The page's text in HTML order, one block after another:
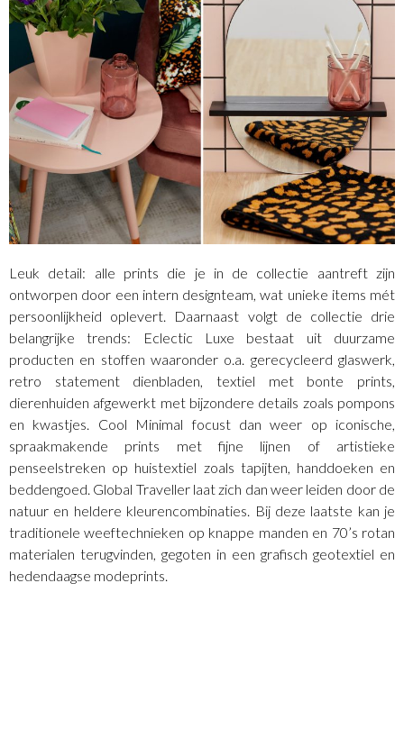
Leuk detail: alle prints die je in de collectie aantreft zijn
ontworpen door een intern designteam, wat unieke items mét
persoonlijkheid oplevert. Daarnaast volgt de collectie drie
belangrijke trends: Eclectic Luxe bestaat uit duurzame
producten en stoffen waaronder o.a. gerecycleerd glaswerk,
retro statement dienbladen, textiel met bonte prints,
dierenhuiden afgewerkt met bijzondere details zoals pompons
en kwastjes. Cool Minimal focust dan weer op iconische,
spraakmakende prints met fijne lijnen of artistieke
penseelstreken op huistextiel zoals tapijten, handdoeken en
beddengoed. Global Traveller laat zich dan weer leiden door de
natuur en heldere kleurencombinaties. Bij deze laatste kan je
traditionele weeftechnieken op knappe manden en 70’s rotan
materialen terugvinden, gegoten in een grafisch geotextiel en
hedendaagse modeprints.